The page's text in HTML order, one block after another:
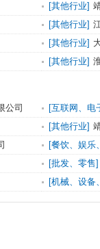
[其他行业]
[其他行业]
[其他行业]
司[其他行业]
公司 [互联网、电
[其他行业]
[餐饮、娱乐
[批发、零售]
[机械、设备